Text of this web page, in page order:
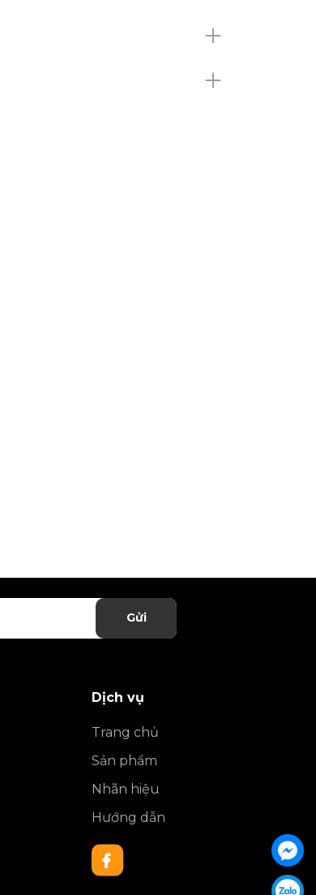
Gửi
Dịch vụ
Trang chủ
Sản phẩm
Nhãn hiệu
Hướng dẫn